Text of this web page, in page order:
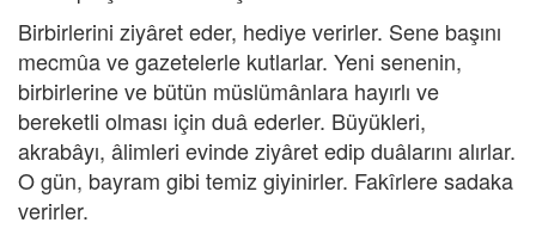
Birbirlerini ziyâret eder, hediye verirler. Sene başını
mecmûa ve gazetelerle kutlarlar. Yeni senenin,
birbirlerine ve bütün müslümânlara hayırlı ve
bereketli olması için duâ ederler. Büyükleri,
akrabâyı, âlimleri evinde ziyâret edip duâlarını alırlar.
O gün, bayram gibi temiz giyinirler. Fakîrlere sadaka
verirler.